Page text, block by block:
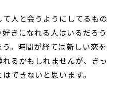
人と会うようにしてるもの
きになれる人はいるだろう
。時間が経てば新しい恋を
るかもしれませんが、きっ
できないと思います。